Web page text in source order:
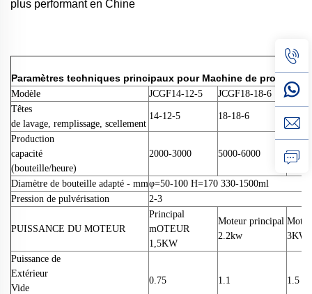
plus performant en Chine
Paramètres techniques principaux pour Machine de
Modèle JCGF14-12-5 JCGF18-18-6
Têtes
de lavage, remplissage, scellement
14-12-5 18-18-6 24-
Production
capacité
(bouteille/heure)
2000-3000 5000-6000 8000-
Diamètre de bouteille adapté - mmφ=50-100 H=170 330-1500ml
Pression de pulvérisation
2-3
PUISSANCE DU MOTEUR
Principal
mOTEUR
1,5KW
Moteur principal
2.2kw
3KW
Puissance de
Extérieur
Vide
0.75 1.1 1.5